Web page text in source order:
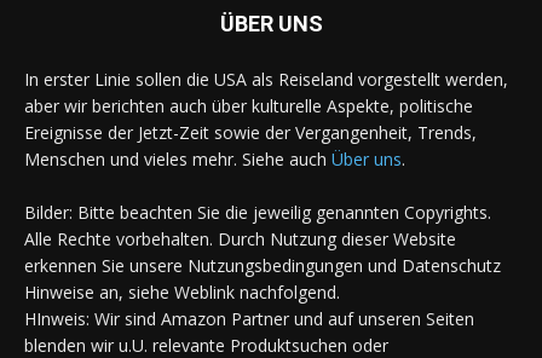
ÜBER UNS
In erster Linie sollen die USA als Reiseland vorgestellt werden,
aber wir berichten auch über kulturelle Aspekte, politische
Ereignisse der Jetzt-Zeit sowie der Vergangenheit, Trends,
Menschen und vieles mehr. Siehe auch Über uns.
Bilder: Bitte beachten Sie die jeweilig genannten Copyrights.
Alle Rechte vorbehalten. Durch Nutzung dieser Website
erkennen Sie unsere Nutzungsbedingungen und Datenschutz
Hinweise an, siehe Weblink nachfolgend.
HInweis: Wir sind Amazon Partner und auf unseren Seiten
blenden wir u.U. relevante Produktsuchen oder